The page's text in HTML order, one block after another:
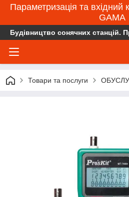
Параметризація та вхідний
GAMA
Будівництво сонячних станцій.
Товари та послуги